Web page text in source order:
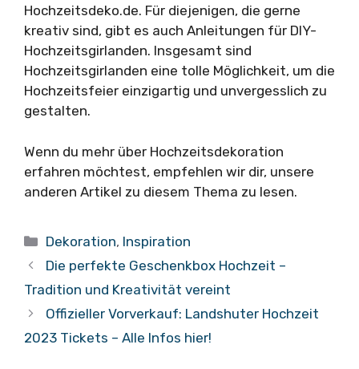
Hochzeitsdeko.de. Für diejenigen, die gerne
kreativ sind, gibt es auch Anleitungen für DIY-
Hochzeitsgirlanden. Insgesamt sind
Hochzeitsgirlanden eine tolle Möglichkeit, um die
Hochzeitsfeier einzigartig und unvergesslich zu
gestalten.
Wenn du mehr über Hochzeitsdekoration
erfahren möchtest, empfehlen wir dir, unsere
anderen Artikel zu diesem Thema zu lesen.
Kategorien
Dekoration, Inspiration
Die perfekte Geschenkbox Hochzeit –
Tradition und Kreativität vereint
Offizieller Vorverkauf: Landshuter Hochzeit
2023 Tickets – Alle Infos hier!